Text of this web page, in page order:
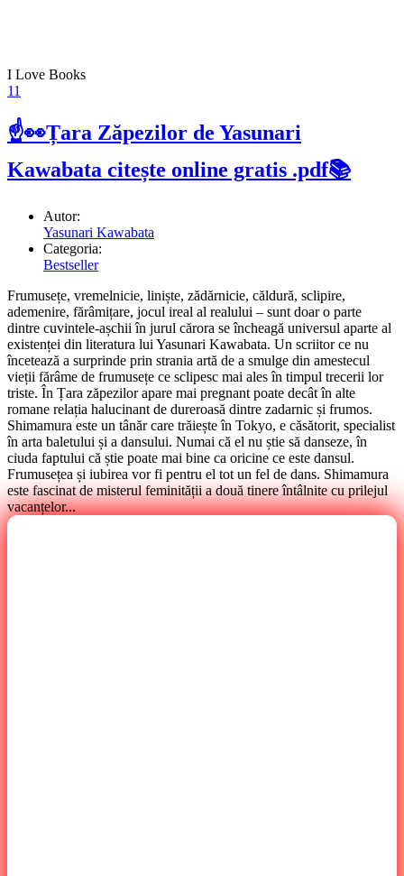
I Love Books
11
☝👀Țara Zăpezilor de Yasunari
Kawabata citește online gratis .pdf📚
Autor:
Yasunari Kawabata
Categoria:
Bestseller
Frumusețe, vremelnicie, liniște, zădărnicie, căldură, sclipire,
ademenire, fărâmițare, jocul ireal al realului – sunt doar o parte
dintre cuvintele-așchii în jurul cărora se încheagă universul aparte al
existenței din literatura lui Yasunari Kawabata. Un scriitor ce nu
încetează a surprinde prin strania artă de a smulge din amestecul
vieții fărâme de frumusețe ce sclipesc mai ales în timpul trecerii lor
triste. În Țara zăpezilor apare mai pregnant poate decât în alte
romane relația halucinant de dureroasă dintre zadarnic și frumos.
Shimamura este un tânăr care trăiește în Tokyo, e căsătorit, specialist
în arta baletului și a dansului. Numai că el nu știe să danseze, în
ciuda faptului că știe poate mai bine ca oricine ce este dansul.
Frumusețea și iubirea vor fi pentru el tot un fel de dans. Shimamura
este fascinat de misterul feminității a două tinere întâlnite cu prilejul
vacanțelor...